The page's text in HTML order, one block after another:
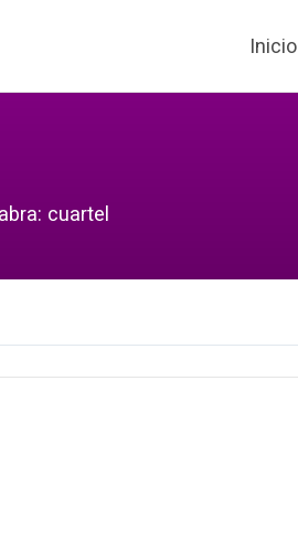
Inicio
cuartel